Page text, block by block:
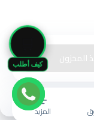
كيف أطلب المخزون
المزيد